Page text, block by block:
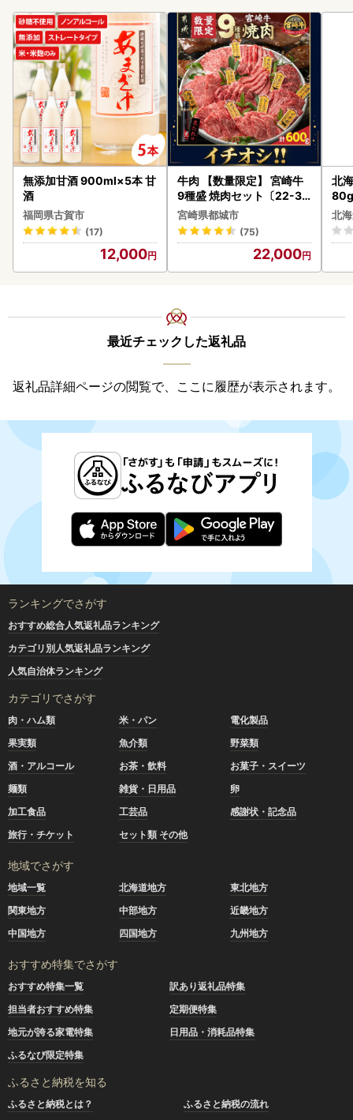
無添加甘酒 900ml×5本 甘
酒
福岡県古賀市
(17)
12,000
牛肉 【数量限定】 宮崎牛
9種盛 焼肉セット〔22-31
-006-600g〕都城 イチオ
シ!! 牛肉
宮崎県都城市
(75)
22,000
北
ク
く
道
北
最近チェックした返礼品
返礼品詳細ページの閲覧で、ここに履歴が表示されます。
ランキングでさがす
おすすめ総合人気返礼品ランキング
カテゴリ別人気返礼品ランキング
人気自治体ランキング
カテゴリでさがす
肉・ハム類 米・パン
電化製品
果実類
魚介類
野菜類
酒・アルコール
お茶・飲料
お菓子・スイーツ
麺類
雑貨・日用品
卵
加工食品
工芸品
感謝状・記念品
旅行・チケット
セット類 その他
地域でさがす
地域一覧 北海道地方
東北地方
関東地方
中部地方
近畿地方
中国地方
四国地方 九州地方
おすすめ特集でさがす
おすすめ特集一覧
訳あり返礼品特集
担当者おすすめ特集
定期便特集
地元が誇る家電特集
日用品・消耗品特集
ふるなび限定特集
ふるさと納税を知る
ふるさと納税とは？
ふるさと納税の流れ